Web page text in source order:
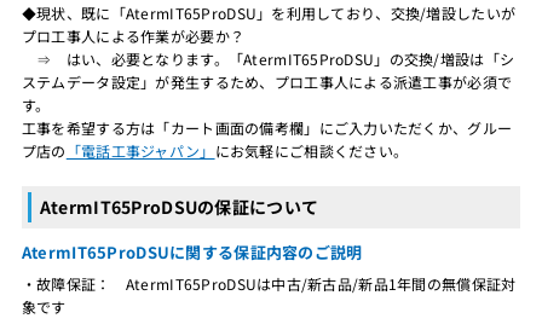
◆現状、既に「AtermIT65ProDSU」を利用しており、交換/増設したいが
プロ工事人による作業が必要か？
⇒ はい、必要となります。「AtermIT65ProDSU」の交換/増設は「シ
ステムデータ設定」が発生するため、プロ工事人による派遣工事が必須で
す。
工事を希望する方は「カート画面の備考欄」にご入力いただくか、グルー
プ店の 「電話工事ジャパン」 にお気軽にご相談ください。
AtermIT65ProDSUの保証について
AtermIT65ProDSUに関する保証内容のご説明
・故障保証： AtermIT65ProDSUは中古/新古品/新品1年間の無償保証対
象です